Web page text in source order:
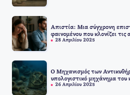
Απιστία: Μια σύγχρονη
φαινομένου που κλονίζει τις
28 Απριλίου 2025
Ο Μηχανισμός των
υπολογιστικό μηχάνημα του
26 Απριλίου 2025